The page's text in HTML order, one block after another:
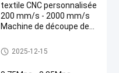
textile CNC personnalisée
200 mm/s - 2000 mm/s
Machine de découpe de
Machine à couper les tapisseri
es
2025-12-15